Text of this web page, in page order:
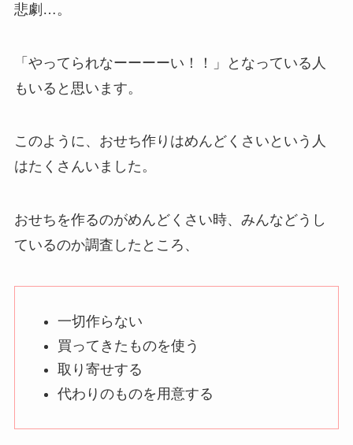
悲劇…。
「やってられなーーーーい！！」となっている人
もいると思います。
このように、おせち作りはめんどくさいという人
はたくさんいました。
おせちを作るのがめんどくさい時、みんなどうし
ているのか調査したところ、
一切作らない
買ってきたものを使う
取り寄せする
代わりのものを用意する